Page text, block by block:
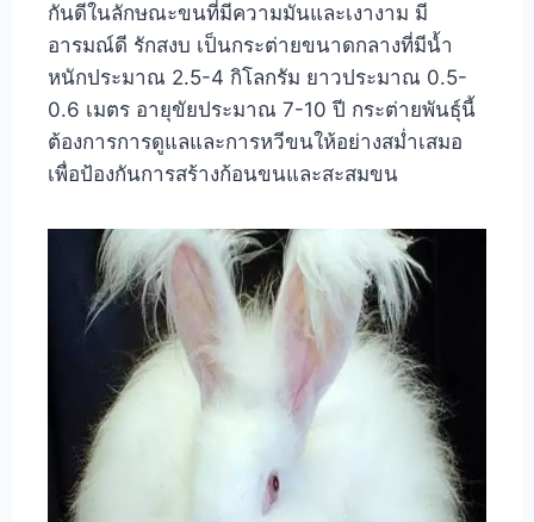
กันดีในลักษณะขนที่มีความมันและเงางาม มี
อารมณ์ดี รักสงบ เป็นกระต่ายขนาดกลางที่มีน้ำ
หนักประมาณ 2.5-4 กิโลกรัม ยาวประมาณ 0.5-
0.6 เมตร อายุขัยประมาณ 7-10 ปี กระต่ายพันธุ์นี้
ต้องการการดูแลและการหวีขนให้อย่างสม่ำเสมอ
เพื่อป้องกันการสร้างก้อนขนและสะสมขน